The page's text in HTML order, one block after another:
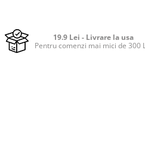
19.9 Lei - Livrare la usa
Pentru comenzi mai mici de 300